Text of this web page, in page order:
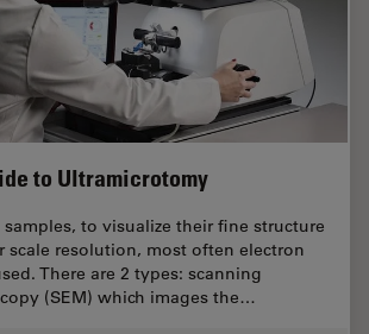
to Ultramicrotomy
to visualize their fine structure
scale resolution, most often electron
There are 2 types: scanning
(SEM) which images the…